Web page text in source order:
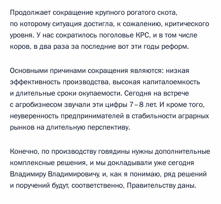
Продолжает сокращение крупного рогатого скота,
по которому ситуация достигла, к сожалению, критического
уровня. У нас сократилось поголовье КРС, и в том числе
коров, в два раза за последние вот эти годы реформ.
Основными причинами сокращения являются: низкая
эффективность производства, высокая капиталоемкость
и длительные сроки окупаемости. Сегодня на встрече
с агробизнесом звучали эти цифры 7–8 лет. И кроме того,
неуверенность предпринимателей в стабильности аграрных
рынков на длительную перспективу.
Конечно, по производству говядины нужны дополнительные
комплексные решения, и мы докладывали уже сегодня
Владимиру Владимировичу, и, как я понимаю, ряд решений
и поручений будут, соответственно, Правительству даны.